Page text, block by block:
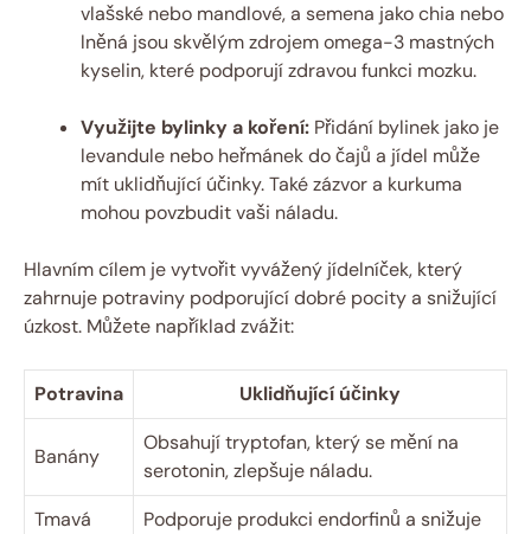
vlašské nebo mandlové, a semena jako chia nebo
lněná jsou skvělým zdrojem omega-3 mastných
kyselin, které podporují zdravou funkci mozku.
Využijte bylinky a koření: Přidání bylinek jako je
levandule nebo heřmánek do čajů a jídel může
mít uklidňující účinky. Také zázvor a kurkuma
mohou povzbudit vaši náladu.
Hlavním cílem je vytvořit vyvážený jídelníček, který
zahrnuje potraviny podporující dobré pocity a snižující
úzkost. Můžete například zvážit:
Potravina Uklidňující účinky
Banány
Obsahují tryptofan, který se mění na
serotonin, zlepšuje náladu.
Tmavá
Podporuje produkci endorfinů a snižuje